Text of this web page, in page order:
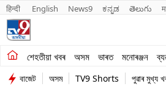
हिन्दी English News9 ಕನ್ನಡ తెలుగు
শেহতীয়া খবৰ অসম ভাৰত মনোৰঞ্জন
শেহতীয়া খবৰ
অসমবাজেট অসম TV9 Shorts পুৱাৰ মুখ্য